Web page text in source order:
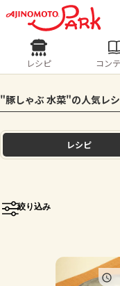
ログ
ログイ
ホーム
トーク
レシピ
人気の食材・レ
きゅうり
レシピ コン
"豚しゃぶ 水菜"の人気レ
レシピ
絞り込み